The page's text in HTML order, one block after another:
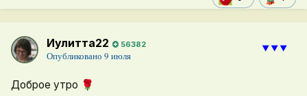
Иулитта22 56382
Опубликовано 9 июля
⯆⯆⯆
Доброе утро 🌹